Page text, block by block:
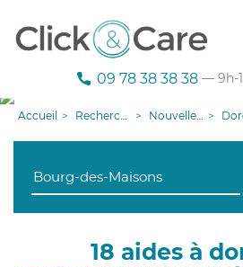
09 78 38 38 38 — 9h-
Accueil Recherche aide à domicile Nouvelle-Aquitaine
18 aides à